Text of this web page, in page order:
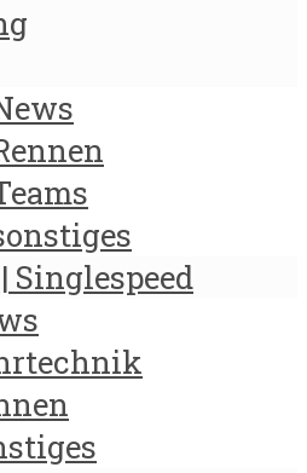
Singlespeed